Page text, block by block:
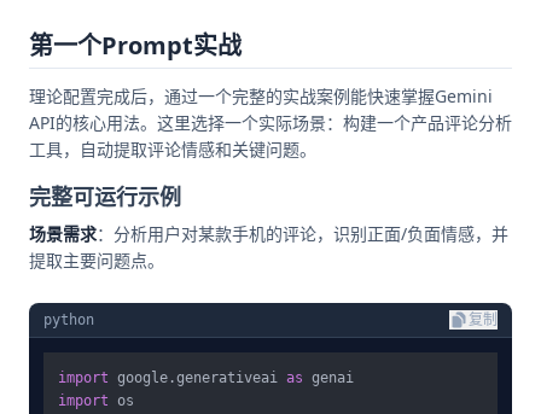
第一个Prompt实战
理论配置完成后，通过一个完整的实战案例能快速掌握Gemini
API的核心用法。这里选择一个实际场景：构建一个产品评论分析
工具，自动提取评论情感和关键问题。
完整可运行示例
场景需求：分析用户对某款手机的评论，识别正面/负面情感，并
提取主要问题点。
python 复制
import google.generativeai as
import os